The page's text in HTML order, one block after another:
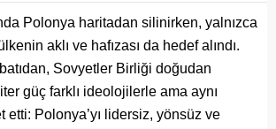
Polonya haritadan silinirken, yalnızca
aklı ve hafızası da hedef alındı.
Sovyetler Birliği doğudan
güç farklı ideolojilerle ama aynı
etti: Polonya’yı lidersiz, yönsüz ve